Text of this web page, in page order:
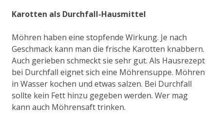
Karotten als Durchfall-Hausmittel
Möhren haben eine stopfende Wirkung. Je nach
Geschmack kann man die frische Karotten knabbern.
Auch gerieben schmeckt sie sehr gut. Als Hausrezept
bei Durchfall eignet sich eine Möhrensuppe. Möhren
in Wasser kochen und etwas salzen. Bei Durchfall
sollte kein Fett hinzu gegeben werden. Wer mag
kann auch Möhrensaft trinken.